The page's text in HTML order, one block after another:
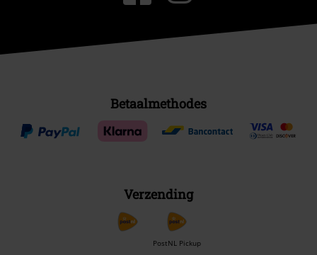
Betaalmethodes
Verzending
PostNL Pickup